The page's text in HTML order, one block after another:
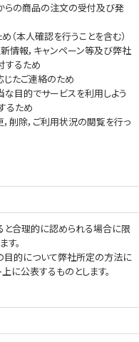
らの商品の注文の受付及び発
（本人確認を行うことを含む）
情報，キャンペーン等及び弊社
するため
じたご連絡のため
な目的でサービスを利用しよう
るため
削除，ご利用状況の閲覧を行っ
合理的に認められる場合に限
。
目的について弊社所定の方法に
に公表するものとします。